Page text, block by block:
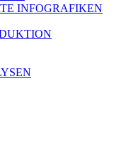
INFOGRAFIKEN